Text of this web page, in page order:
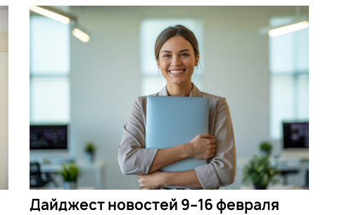
Дайджест новостей 9–16 февраля